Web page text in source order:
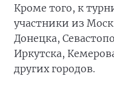
Кроме того, к
участники из
Донецка,
Иркутска,
других городов.